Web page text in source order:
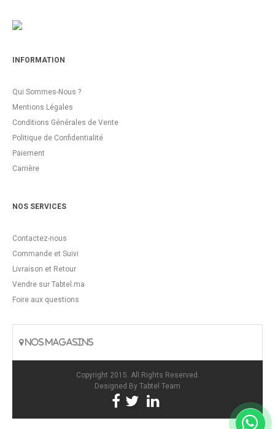
INFORMATION
Qui Sommes-Nous ?
Mentions Légales
Conditions Générales de Vente
Politique de Confidentialité
Paiement
Carrière
NOS SERVICES
Contactez-nous
Commande et Suivi
Livraison et Retour
Vendre sur Tabtel.ma
Foire aux questions
NOS MAGASINS
Copyright 2015. All Rights Reserved.
Designed By Tabtel Team